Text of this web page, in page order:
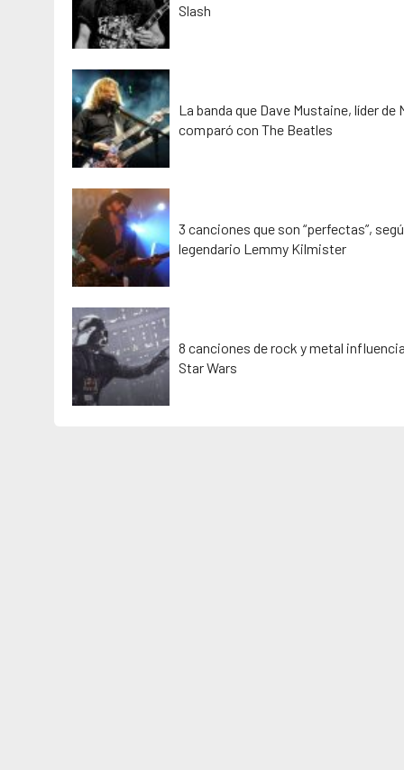
Slash
La banda que Dave Mustaine, líder de
comparó con The Beatles
3 canciones que son “perfectas”,
legendario Lemmy Kilmister
8 canciones de rock y metal
Star Wars